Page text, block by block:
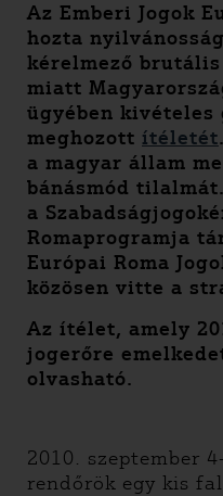
Az Emberi Jogok
hozta
kérelmező
miatt
ügyében kivételes
meghozott ítéletét
a magyar állam
bánásmód
a
Romaprogramja
Európai Roma
közösen vitte a
Az ítélet, amely
jogerőre
olvasható.
2010. szeptember
rendőrök egy kis